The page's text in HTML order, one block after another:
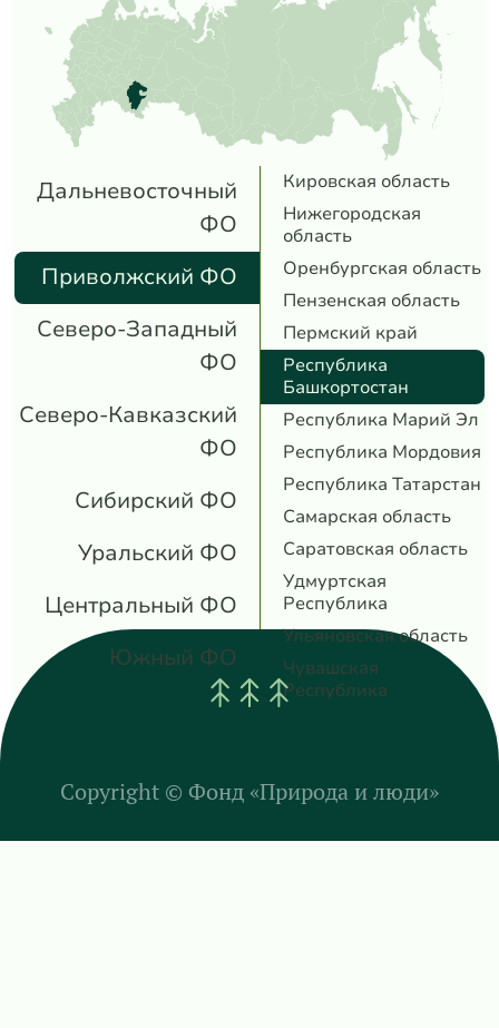
Дальневосточный
ФО
Приволжский ФО
Северо-Западный
ФО
Северо-Кавказский
ФО
Сибирский ФО
Уральский ФО
Центральный ФО
Южный ФО
Кировская область
Нижегородская
область
Оренбургская область
Пензенская область
Пермский край
Республика
Башкортостан
Республика Марий Эл
Республика Мордовия
Республика Татарстан
Самарская область
Саратовская область
Удмуртская
Республика
Ульяновская область
Чувашская
Республика
Copyright © Фонд «Природа и люди»